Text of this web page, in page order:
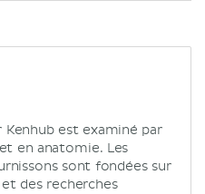
est examiné par
en anatomie. Les
sont fondées sur
des recherches